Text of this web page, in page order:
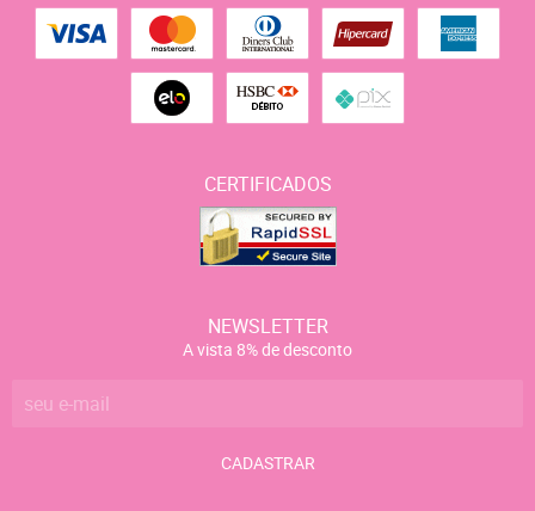
CERTIFICADOS
NEWSLETTER
A vista 8% de desconto
CADASTRAR